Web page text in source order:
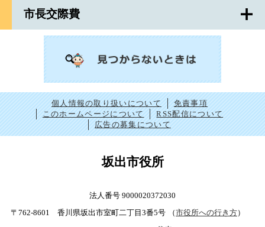
市長交際費
個人情報の取り扱いについて
免責事項
このホームページについて
RSS配信について
広告の募集について
坂出市役所
法人番号 9000020372030
〒762-8601 香川県坂出市室町二丁目3番5号
（市役所への行き方）